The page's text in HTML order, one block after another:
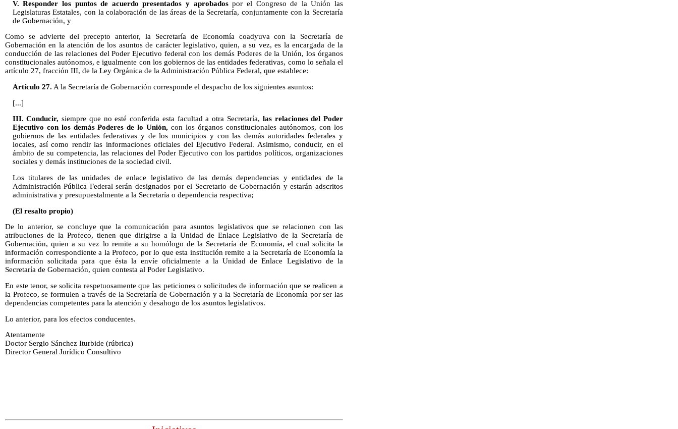
V. Responder los puntos de acuerdo presentados y aprobadospor el Congreso de la Unión las
Legislaturas Estatales, con la colaboración de las áreas de la Secretaría, conjuntamente con la Secretaría
de Gobernación, y
Como se advierte del precepto anterior, la Secretaría de Economía coadyuva con la Secretaría de
Gobernación en la atención de los asuntos de carácter legislativo, quien, a su vez, es la encargada de la
conducción de las relaciones del Poder Ejecutivo federal con los demás Poderes de la Unión, los órganos
constitucionales autónomos, e igualmente con los gobiernos de las entidades federativas, como lo señala el
artículo 27, fracción III, de la Ley Orgánica de la Administración Pública Federal, que establece:
Artículo 27. A la Secretaría de Gobernación corresponde el despacho de los siguientes asuntos:
[...]
III. Conducir, siempre que no esté conferida esta facultad a otra Secretaría, las relaciones del Poder
Ejecutivo con los demás Poderes de lo Unión, con los órganos constitucionales autónomos, con los
gobiernos de las entidades federativas y de los municipios y con las demás autoridades federales y
locales, así como rendir las informaciones oficiales del Ejecutivo Federal. Asimismo, conducir, en el
ámbito de su competencia, las relaciones del Poder Ejecutivo con los partidos políticos, organizaciones
sociales y demás instituciones de la sociedad civil.
Los titulares de las unidades de enlace legislativo de las demás dependencias y entidades de la
Administración Pública Federal serán designados por el Secretario de Gobernación y estarán adscritos
administrativa y presupuestalmente a la Secretaría o dependencia respectiva;
(El resalto propio)
De lo anterior, se concluye que la comunicación para asuntos legislativos que se relacionen con las
atribuciones de la Profeco, tienen que dirigirse a la Unidad de Enlace Legislativo de la Secretaría de
Gobernación, quien a su vez lo remite a su homólogo de la Secretaría de Economía, el cual solicita la
información correspondiente a la Profeco, por lo que esta institución remite a la Secretaría de Economía la
información solicitada para que ésta la envíe oficialmente a la Unidad de Enlace Legislativo de la
Secretaría de Gobernación, quien contesta al Poder Legislativo.
En este tenor, se solicita respetuosamente que las peticiones o solicitudes de información que se realicen a
la Profeco, se formulen a través de la Secretaría de Gobernación y a la Secretaría de Economía por ser las
dependencias competentes para la atención y desahogo de los asuntos legislativos.
Lo anterior, para los efectos conducentes.
Atentamente
Doctor Sergio Sánchez Iturbide (rúbrica)
Director General Jurídico Consultivo